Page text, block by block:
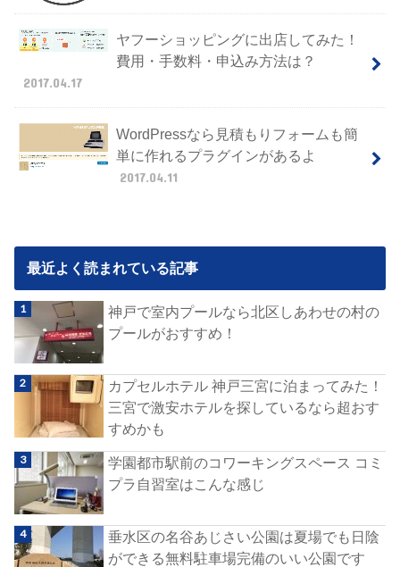
ヤフーショッピングに出店してみた！
費用・手数料・申込み方法は？
2017.04.17
WordPressなら見積もりフォームも簡
単に作れるプラグインがあるよ
2017.04.11
最近よく読まれている記事
神戸で室内プールなら北区しあわせの村の
プールがおすすめ！
カプセルホテル 神戸三宮に泊まってみた！
三宮で激安ホテルを探しているなら超おす
すめかも
学園都市駅前のコワーキングスペース コミ
プラ自習室はこんな感じ
垂水区の名谷あじさい公園は夏場でも日陰
ができる無料駐車場完備のいい公園です